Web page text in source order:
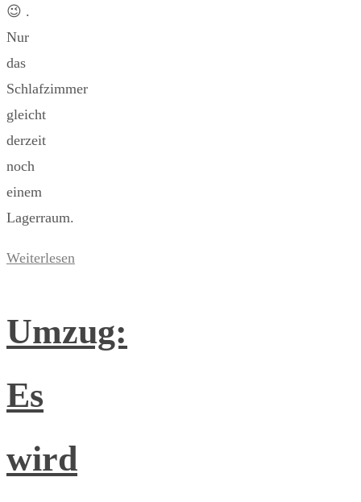
😉 .
Nur
das
Schlafzimmer
gleicht
derzeit
noch
einem
Lagerraum.
Weiterlesen
Umzug:
Es
wird